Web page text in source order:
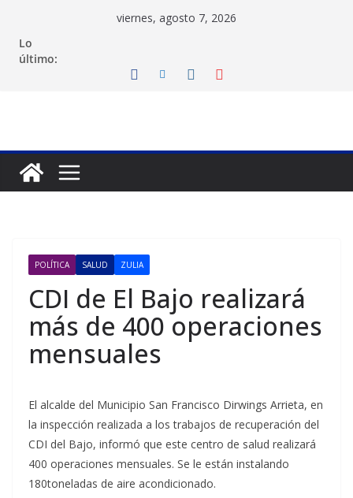
contenido
viernes, agosto 7, 2026
Lo
último:
POLÍTICA SALUD ZULIA
CDI de El Bajo realizará
más de 400 operaciones
mensuales
El alcalde del Municipio San Francisco Dirwings Arrieta, en
la inspección realizada a los trabajos de recuperación del
CDI del Bajo, informó que este centro de salud realizará
400 operaciones mensuales. Se le están instalando
180toneladas de aire acondicionado.